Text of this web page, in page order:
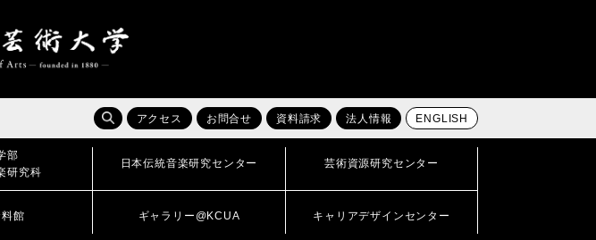
アクセス お問合せ 資料請求 法人情報 ENGLISH
部
研究科
日本伝統音楽研究センター 芸術資源研究センター
館 ギャラリー@KCUA キャリアデザインセンター